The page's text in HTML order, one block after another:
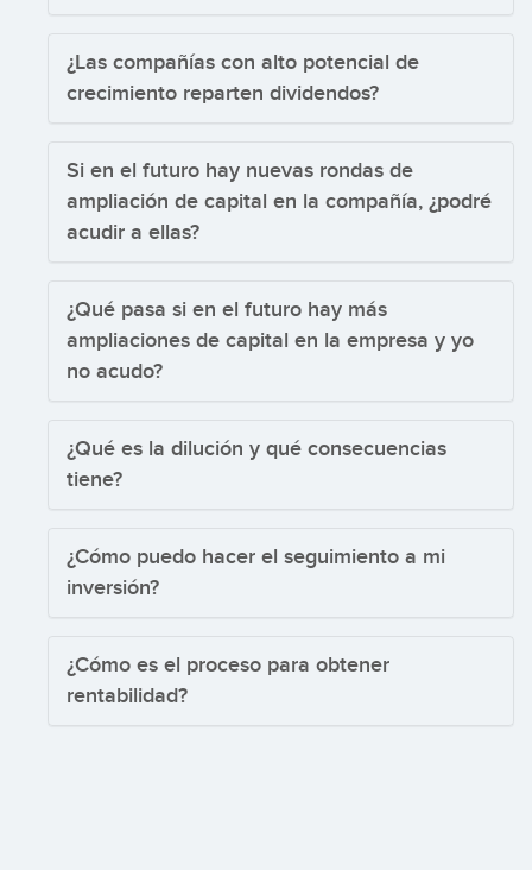
¿Las compañías con alto potencial de
crecimiento reparten dividendos?
Si en el futuro hay nuevas rondas de
ampliación de capital en la compañía, ¿podré
acudir a ellas?
¿Qué pasa si en el futuro hay más
ampliaciones de capital en la empresa y yo
no acudo?
¿Qué es la dilución y qué consecuencias
tiene?
¿Cómo puedo hacer el seguimiento a mi
inversión?
¿Cómo es el proceso para obtener
rentabilidad?